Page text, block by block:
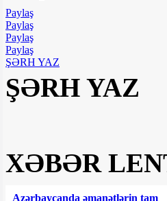
Paylaş
Paylaş
Paylaş
Paylaş
ŞƏRH YAZ
ŞƏRH YAZ
XƏBƏR
Azərbaycanda əmanətlərin tam